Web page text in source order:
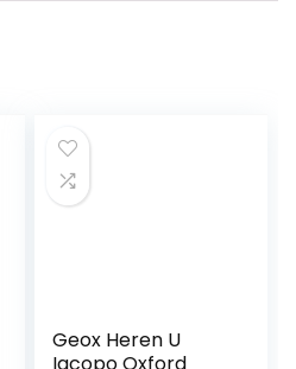
Geox Heren U